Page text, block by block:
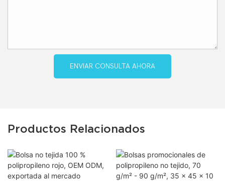
ENVIAR CONSULTA AHORA
Productos Relacionados